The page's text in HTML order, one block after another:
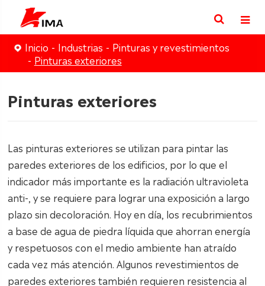
Inicio Industrias
Pinturas y revestimientos
Pinturas exteriores
Pinturas exteriores
Las pinturas exteriores se utilizan para pintar las
paredes exteriores de los edificios, por lo que el
indicador más importante es la radiación ultravioleta
anti-, y se requiere para lograr una exposición a largo
plazo sin decoloración. Hoy en día, los recubrimientos
a base de agua de piedra líquida que ahorran energía
y respetuosos con el medio ambiente han atraído
cada vez más atención. Algunos revestimientos de
paredes exteriores también requieren resistencia al